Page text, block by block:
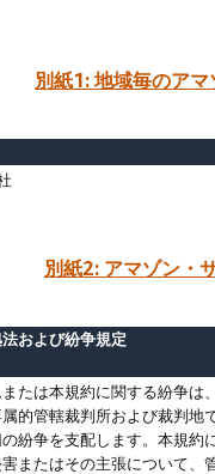
別紙1: 地域毎のア
別紙2: アマゾン・
および紛争規定
たは本規約に関する紛争
的管轄裁判所および裁判
紛争を支配します。本規
またはその主張について